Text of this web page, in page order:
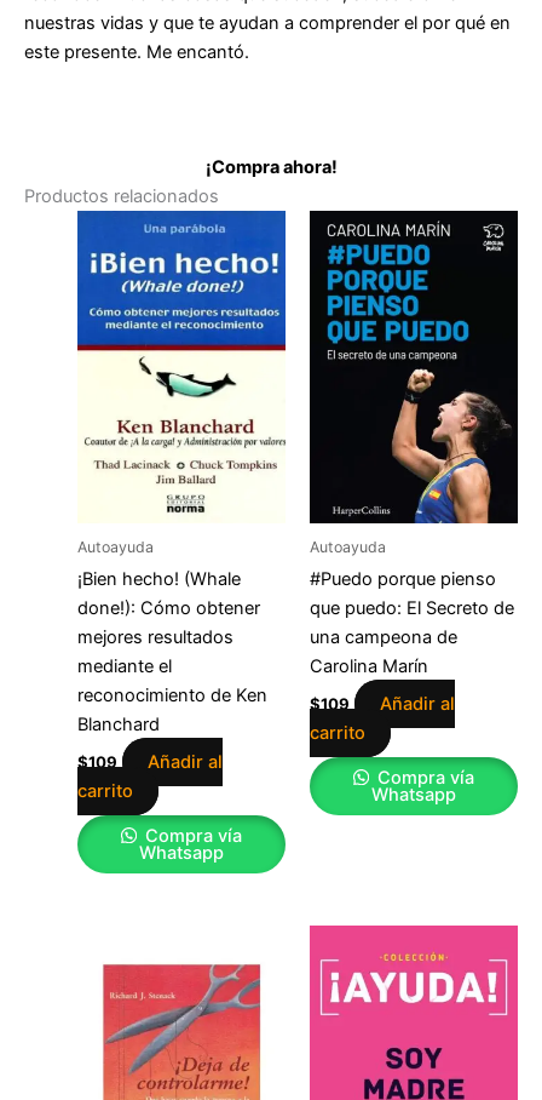
nuestras vidas y que te ayudan a comprender el por qué en
este presente. Me encantó.
¡Compra ahora!
Productos relacionados
Autoayuda
¡Bien hecho! (Whale
done!): Cómo obtener
mejores resultados
mediante el
reconocimiento de Ken
Blanchard
$109
Añadir al
carrito
Compra vía
Whatsapp
Autoayuda
#Puedo porque pienso
que puedo: El Secreto de
una campeona de
Carolina Marín
$109
Añadir al
carrito
Compra vía
Whatsapp